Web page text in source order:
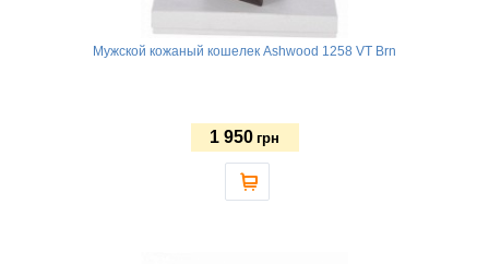
Мужской кожаный кошелек Ashwood 1258 VT Brn
1 950 грн